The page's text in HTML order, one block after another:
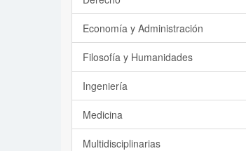
Economía y Administración
Filosofía y Humanidades
Ingeniería
Medicina
Multidisciplinarias